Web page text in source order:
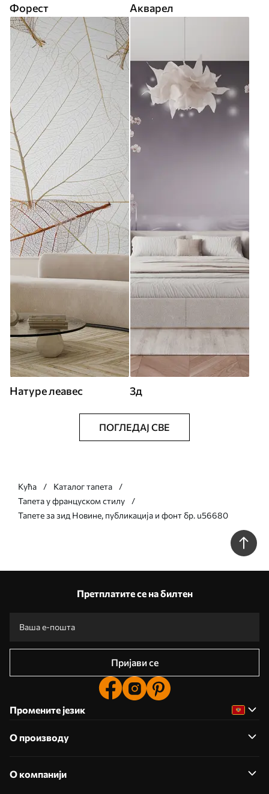
Форест Акварел
Натуре леавес 3д
ПОГЛЕДАЈ СВЕ
Кућа
Каталог тапета
Тапета у француском стилу
Тапете за зид Новине, публикација и фонт бр. u56680
Претплатите се на билтен
Пријави се
Промените језик
О производу
О компанији